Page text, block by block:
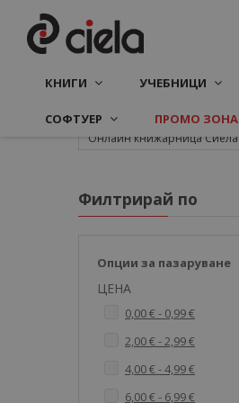
КНИГИ УЧЕБНИЦИ
СОФТУЕР ПРОМО ЗОНА
Онлайн книжарница Сиела
Филтрирай по
Опции за пазаруване
ЦЕНА
0,00 €- 0,99 €
2,00 €-2,99 €
4,00 €-4,99 €
6,00 €- 6,99 €